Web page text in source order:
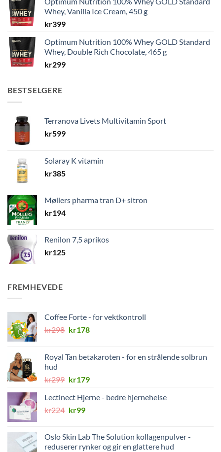
Whey, Vanilla Ice Cream, 450 g
kr399
Optimum Nutrition 100% Whey GOLD Standard
Whey, Double Rich Chocolate, 465 g
kr299
BESTSELGERE
Terranova Livets Multivitamin Sport
kr599
Solaray K vitamin
kr385
Møllers pharma tran D+ sitron
kr194
Renilon 7,5 aprikos
kr125
FREMHEVEDE
Coffee Forte - for vektkontroll
kr298 Opprinnelig
kr298.
kr178Nåværende
kr178.
Royal Tan betakaroten - for en strålende solbrun
hud
kr299 Opprinnelig
var:
kr299.
kr179Nåværende
er:
Lectinect Hjerne - bedre hjernehelse
kr224 Opprinnelig
kr224.
kr99Nåværende
kr99.
Oslo Skin Lab The Solution kollagenpulver -
reduserer rynker og gir en glattere hud